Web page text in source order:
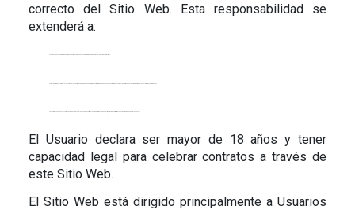
correcto del Sitio Web. Esta responsabilidad se
extenderá a:
El Usuario declara ser mayor de 18 años y tener
capacidad legal para celebrar contratos a través de
este Sitio Web.
El Sitio Web está dirigido principalmente a Usuarios